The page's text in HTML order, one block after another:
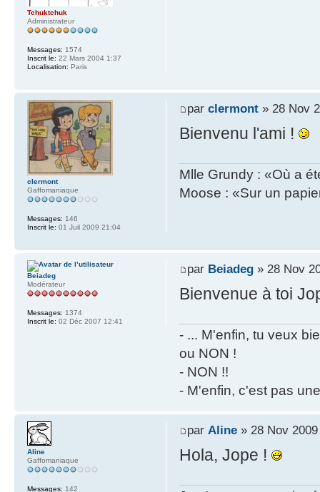
Tchuktchuk
Administrateur
Messages: 1574
Inscrit le: 22 Mars 2004 1:37
Localisation: Paris
par clermont» 28 Nov
Bienvenu l'ami !
Mlle Grundy : «Où a
Moose : «Sur un
clermont
Gaffomaniaque
Messages: 146
Inscrit le: 01 Juil 2009 21:04
par Beiadeg» 28 Nov
Bienvenue à toi
- ... M'enfin, tu veux
ou NON !
- NON !!
- M'enfin, c'est pas
Beiadeg
Modérateur
Messages: 1374
Inscrit le: 02 Déc 2007 12:41
par Aline» 28 Nov 2009
Hola, Jope !
Aline
Gaffomaniaque
Messages: 142